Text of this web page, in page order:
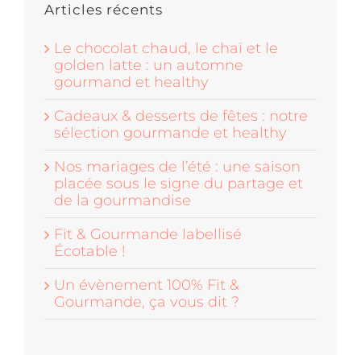
Articles récents
Le chocolat chaud, le chaï et le
golden latte : un automne
gourmand et healthy
Cadeaux & desserts de fêtes : notre
sélection gourmande et healthy
Nos mariages de l’été : une saison
placée sous le signe du partage et
de la gourmandise
Fit & Gourmande labellisé
Écotable !
Un évènement 100% Fit &
Gourmande, ça vous dit ?